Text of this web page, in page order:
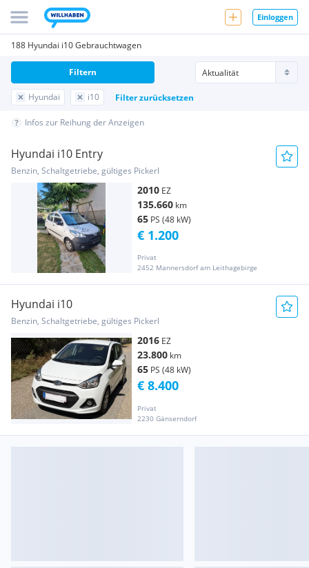
Einloggen
188 Hyundai i10 Gebrauchtwagen
Hyundai i10 Filter zurücksetzen
Filtern
Infos zur Reihung der Anzeigen
Hyundai i10 Entry
Benzin, Schaltgetriebe, gültiges Pickerl
2010 EZ
135.660 km
65 PS (48 kW)
Privat
2452 Mannersdorf am Leithagebirge
€ 1.200
Hyundai i10
Benzin, Schaltgetriebe, gültiges Pickerl
2016 EZ
23.800 km
65 PS (48 kW)
Privat
2230 Gänserndorf
€ 8.400